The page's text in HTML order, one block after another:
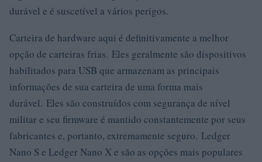
durável e é suscetível a vários perigos.
Carteira de hardware aqui é definitivamente a melhor
opção de carteiras frias. Eles geralmente são dispositivos
habilitados para USB que armazenam as principais
informações de sua carteira de uma forma mais
durável. Eles são construídos com segurança de nível
militar e seu firmware é mantido constantemente por seus
fabricantes e, portanto, extremamente seguro. Ledger
Nano S e Ledger Nano X e são as opções mais populares